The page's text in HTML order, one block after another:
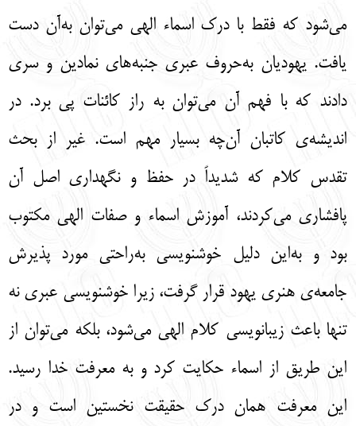
می‌شود که فقط با درک اسماء الهی می‌توان به‌آن دست
یافت. یهودیان به‌حروف عبری جنبه‌های نمادین و سری
دادند که با فهم آن می‌توان به راز کائنات پی برد. در
اندیشه‌ی کاتبان آن‌چه بسیار مهم است. غیر از بحث
تقدس کلام که شدیداً در حفظ و نگهداری اصل آن
پافشاری می‌کردند، آموزش اسماء و صفات الهی مکتوب
بود و به‌این دلیل خوشنویسی به‌راحتی مورد پذیرش
جامعه‌ی هنری یهود قرار گرفت، زیرا خوشنویسی عبری نه
تنها باعث زیبانویسی کلام الهی می‌شود، بلکه می‌توان از
این طریق از اسماء حکایت کرد و به معرفت خدا رسید.
این معرفت همان درک حقیقت نخستین است و در